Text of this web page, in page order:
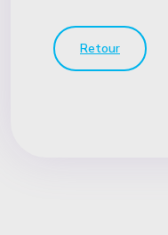
Retour